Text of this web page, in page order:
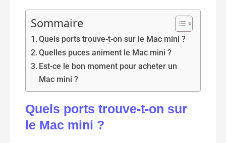
Sommaire
Quels ports trouve-t-on sur le Mac mini ?
Quelles puces animent le Mac mini ?
Est-ce le bon moment pour acheter un
Mac mini ?
Quels ports trouve-t-on sur
le Mac mini ?